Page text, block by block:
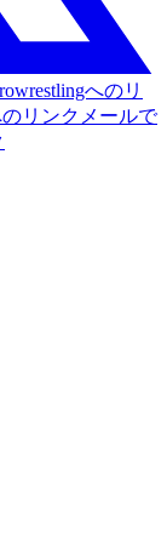
へのリ
リンク メールで